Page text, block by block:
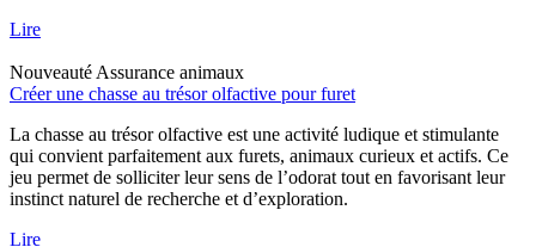
Lire
Nouveauté Assurance animaux
Créer une chasse au trésor olfactive pour furet
La chasse au trésor olfactive est une activité ludique et stimulante
qui convient parfaitement aux furets, animaux curieux et actifs. Ce
jeu permet de solliciter leur sens de l’odorat tout en favorisant leur
instinct naturel de recherche et d’exploration.
Lire